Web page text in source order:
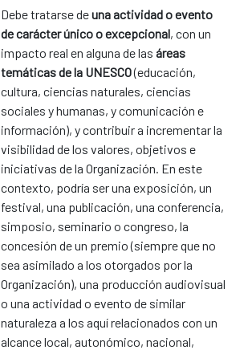
Debe tratarse deuna actividad o evento
de carácter único o excepcional, con un
impacto real en alguna de las áreas
temáticas de la UNESCO(educación,
cultura, ciencias naturales, ciencias
sociales y humanas, y comunicación e
información), y contribuir a incrementar la
visibilidad de los valores, objetivos e
iniciativas de la Organización. En este
contexto, podría ser una exposición, un
festival, una publicación, una conferencia,
simposio, seminario o congreso, la
concesión de un premio (siempre que no
sea asimilado a los otorgados por la
Organización), una producción audiovisual
o una actividad o evento de similar
naturaleza a los aquí relacionados con un
alcance local, autonómico, nacional,